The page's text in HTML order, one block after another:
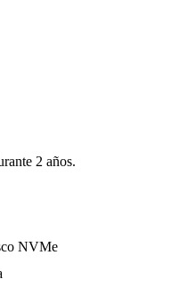
2 años.
NVMe